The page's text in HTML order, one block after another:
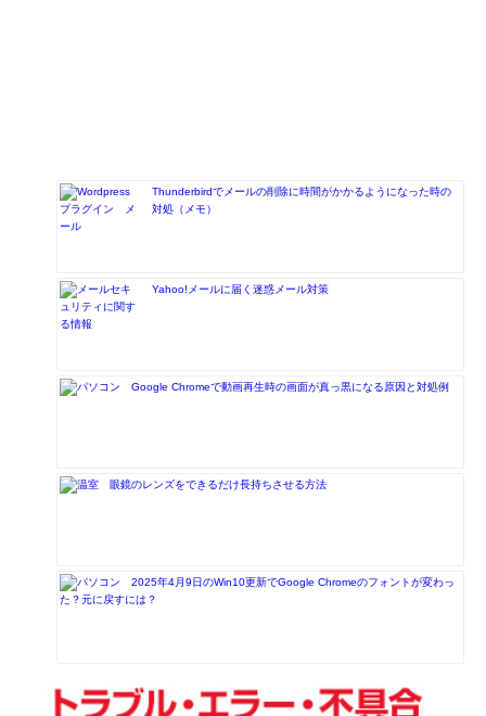
Thunderbirdでメールの削除に時間がかかるようになった時の
対処（メモ）
Yahoo!メールに届く迷惑メール対策
Google Chromeで動画再生時の画面が真っ黒になる原因と対処例
眼鏡のレンズをできるだけ長持ちさせる方法
2025年4月9日のWin10更新でGoogle Chromeのフォントが変わっ
た？元に戻すには？